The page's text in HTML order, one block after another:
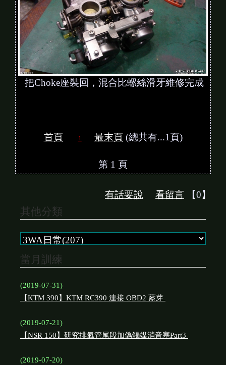
把Choke座裝回，混合比螺絲滑牙維修完成
首頁 1 最末頁(總共有...1頁)
第 1 頁
有話要說 看留言 【0】
其他分類
當月訓練
(2019-07-31)
【KTM 390】KTM RC390 連接 OBD2 藍芽
(2019-07-21)
【NSR 150】研究排氣管尾段加偽觸媒消音塞Part3
(2019-07-20)